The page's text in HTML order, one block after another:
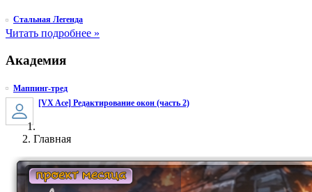
Стальная Легенда
Читать подробнее »
Академия
Маппинг-тред
[VX Ace] Редактирование окон (часть 2)
Главная